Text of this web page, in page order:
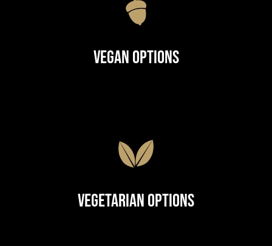
Vegan Options
Vegetarian Options